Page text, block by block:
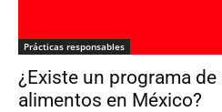
Prácticas responsables
¿Existe un programa
alimentos en México?